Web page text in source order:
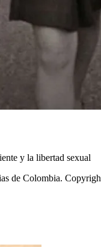
y la libertad sexual
de Colombia.